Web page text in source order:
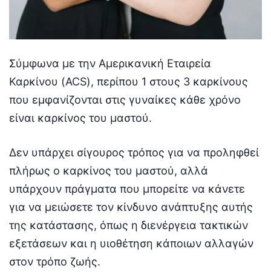
Σύμφωνα με την Αμερικανική Εταιρεία
Καρκίνου (ACS), περίπου 1 στους 3 καρκίνους
που εμφανίζονται στις γυναίκες κάθε χρόνο
είναι καρκίνος του μαστού.
Δεν υπάρχει σίγουρος τρόπος για να προληφθεί
πλήρως ο καρκίνος του μαστού, αλλά
υπάρχουν πράγματα που μπορείτε να κάνετε
για να μειώσετε τον κίνδυνο ανάπτυξης αυτής
της κατάστασης, όπως η διενέργεια τακτικών
εξετάσεων και η υιοθέτηση κάποιων αλλαγών
στον τρόπο ζωής.